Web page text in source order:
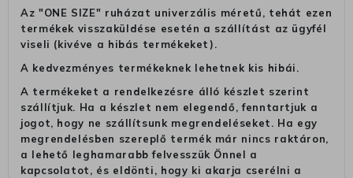
Az "ONE SIZE" ruházat univerzális méretű, tehát ezen
termékek visszaküldése esetén a szállítást az ügyfél
viseli (kivéve a hibás termékeket).
A kedvezményes termékeknek lehetnek kis hibái.
A termékeket a rendelkezésre álló készlet szerint
szállítjuk. Ha a készlet nem elegendő, fenntartjuk a
jogot, hogy ne szállítsunk megrendeléseket. Ha egy
megrendelésben szereplő termék már nincs raktáron,
a lehető leghamarabb felvesszük Önnel a
kapcsolatot, és eldönti, hogy ki akarja cserélni a